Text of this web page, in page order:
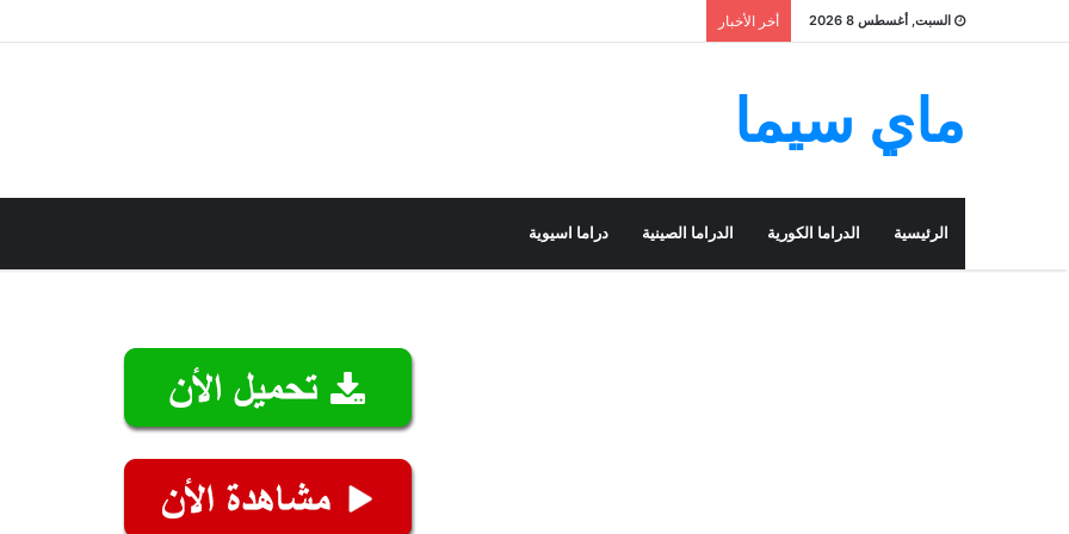
السبت, أغسطس 8 2026 أخر الأخبار
ماي سيما
الرئيسية الدراما الكورية الدراما الصينية دراما اسيوية